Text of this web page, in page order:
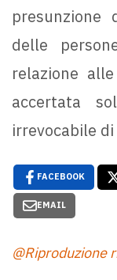
presunzione
delle
relazione
accertata
irrevocabile
FACEBOOK
EMAIL
@Riproduzione